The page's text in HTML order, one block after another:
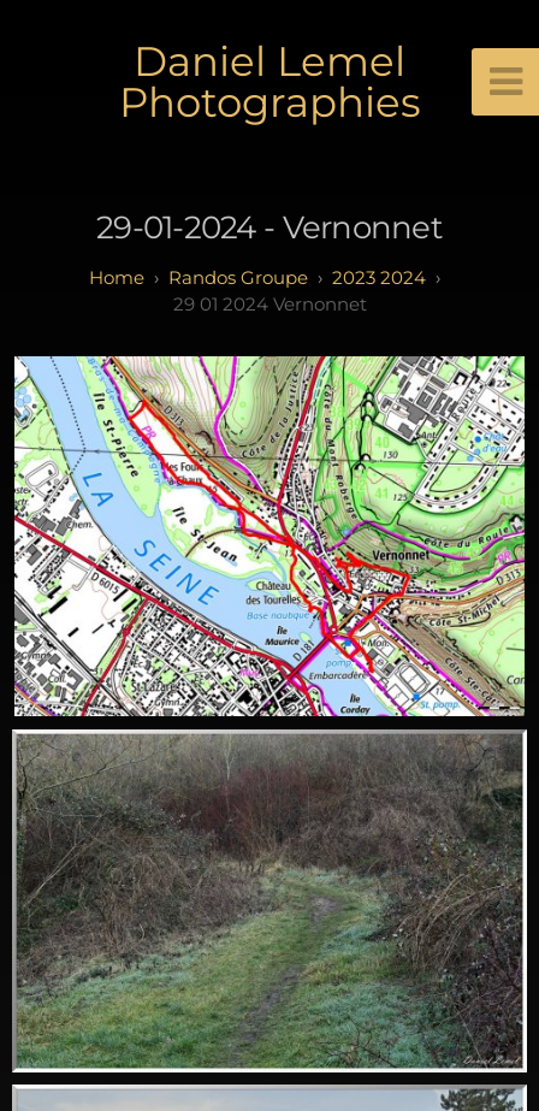
Daniel Lemel
Photographies
29-01-2024 - Vernonnet
Randos Groupe
2023 2024
29 01 2024 Vernonnet